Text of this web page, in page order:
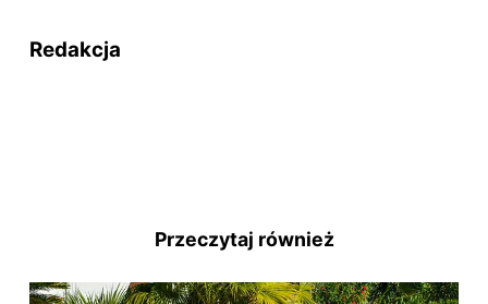
Redakcja
Przeczytaj również